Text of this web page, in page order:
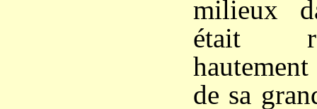
milieux
était
de sa